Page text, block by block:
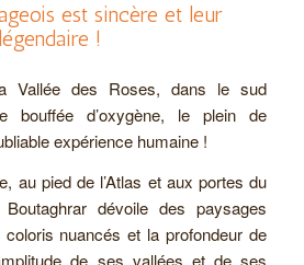
est sincère et leur
!
Vallée des Roses, dans le sud
bouffée d’oxygène, le plein de
expérience humaine !
au pied de l’Atlas et aux portes du
dévoile des paysages
nuancés et la profondeur de
de ses vallées et de ses